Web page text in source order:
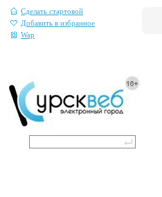
Сделать стартовой
Добавить в избранное
Wap